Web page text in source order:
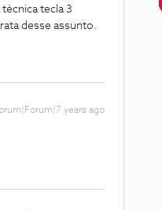
técnica tecla 3
desse assunto.
years ago